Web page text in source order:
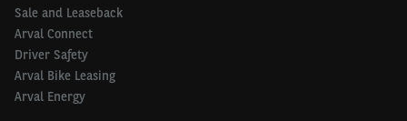
Sale and Leaseback
Arval Connect
Driver Safety
Arval Bike Leasing
Arval Energy